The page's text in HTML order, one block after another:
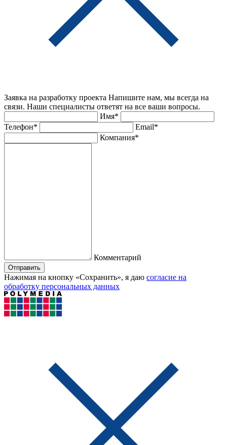
Заявка на разработку проекта Напишите нам, мы всегда на
связи. Наши специалисты ответят на все ваши вопросы.
Имя*
Телефон*
Email*
Компания*
Комментарий
Отправить
Нажимая на кнопку «Сохранить», я даю согласие на
обработку персональных данных